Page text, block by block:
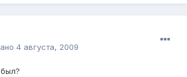
4 августа, 2009